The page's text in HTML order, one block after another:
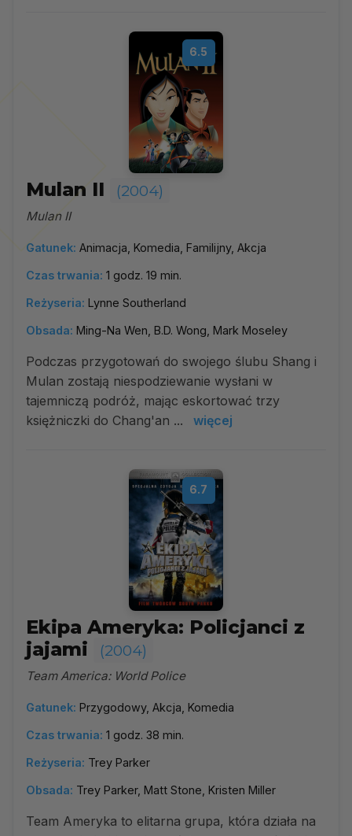
6.5
Mulan II (2004)
Mulan II
Gatunek: Animacja, Komedia, Familijny, Akcja
Czas trwania: 1 godz. 19 min.
Reżyseria: Lynne Southerland
Obsada: Ming-Na Wen, B.D. Wong, Mark Moseley
Podczas przygotowań do swojego ślubu Shang i
Mulan zostają niespodziewanie wysłani w
tajemniczą podróż, mając eskortować trzy
księżniczki do Chang'an ...
więcej
6.7
Ekipa Ameryka: Policjanci z
jajami
(2004)
Team America: World Police
Gatunek: Przygodowy, Akcja, Komedia
Czas trwania: 1 godz. 38 min.
Reżyseria: Trey Parker
Obsada: Trey Parker, Matt Stone, Kristen Miller
Team Ameryka to elitarna grupa, która działa na